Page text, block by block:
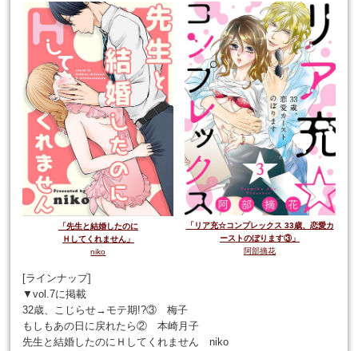
「先生と結婚したのに
Ｈしてくれません」
niko
「リア充☆コンプレックス 33歳、恋愛カ
ーストのぼります③」
阿部摘花
[ラインナップ]
▼vol.7に掲載
32歳、こじらせ→モテ期!?③ 梅子
もしもあの日に戻れたら② 本崎月子
先生と結婚したのにＨしてくれません niko